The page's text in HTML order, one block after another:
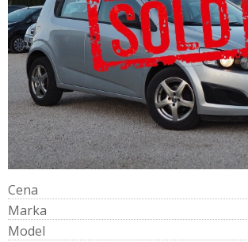
Cena
Marka
Model